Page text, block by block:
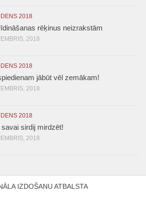
2018
rēķinus neizrakstām
2018
2018
jābūt vēl zemākam!
2018
2018
savai sirdij mirdzēt!
2018
IZDOŠANU ATBALSTA